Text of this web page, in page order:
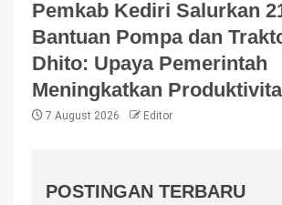
Pemkab Kediri Salurkan
Bantuan Pompa dan
Dhito: Upaya Pemerintah
Meningkatkan
7 August 2026 Editor
POSTINGAN TERBARU